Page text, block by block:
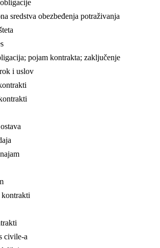
sredstva obezbeđenja potraživanja
pojam kontrakta; zaklјučenje
i uslov
civile-a